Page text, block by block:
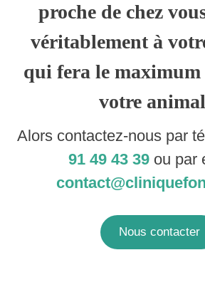
proche de chez
véritablement à
qui fera le
votre
Alors contactez-nous par
91 49 43 39 ou par
Nous contacter